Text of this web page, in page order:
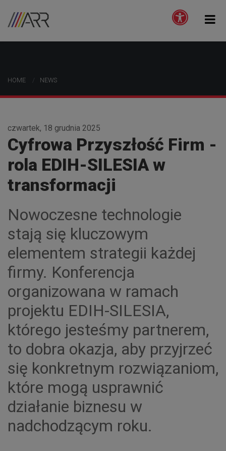
HOME NEWS
czwartek, 18 grudnia 2025
Cyfrowa Przyszłość Firm -
rola EDIH-SILESIA w
transformacji
Nowoczesne technologie
stają się kluczowym
elementem strategii każdej
firmy. Konferencja
organizowana w ramach
projektu EDIH-SILESIA,
którego jesteśmy partnerem,
to dobra okazja, aby przyjrzeć
się konkretnym rozwiązaniom,
które mogą usprawnić
działanie biznesu w
nadchodzącym roku.